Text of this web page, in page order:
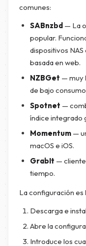
comunes:
SABnzbd — La
popular.
dispositivos
basada en web.
NZBGet — muy
de bajo
Spotnet —
índice integrado
Momentum —
macOS e iOS.
GrabIt — cliente
tiempo.
La configuración es
Descarga e
Abre la
Introduce los